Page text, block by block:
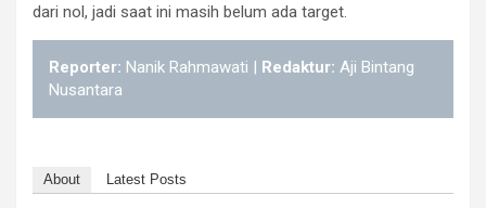
dari nol, jadi saat ini masih belum ada target.
Reporter: Nanik Rahmawati | Redaktur: Aji Bintang
Nusantara
About Latest Posts